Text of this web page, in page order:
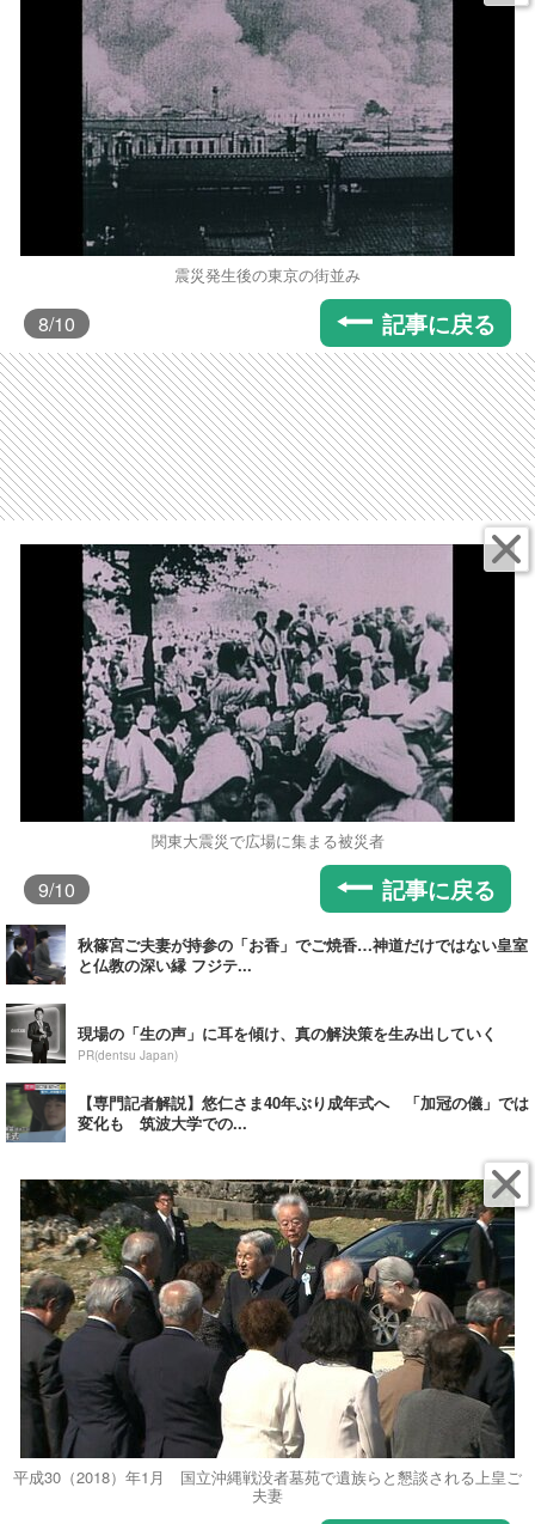
震災発生後の東京の街並み
8/10 記事に戻る
関東大震災で広場に集まる被災者
9/10 記事に戻る
秋篠宮ご夫妻が持参の「お香」でご焼香…神道だけではない皇室
と仏教の深い縁 フジテ...
現場の「生の声」に耳を傾け、真の解決策を生み出していく
PR(dentsu Japan)
【専門記者解説】悠仁さま40年ぶり成年式へ 「加冠の儀」では
変化も 筑波大学での...
平成30（2018）年1月 国立沖縄戦没者墓苑で遺族らと懇談される上皇ご
夫妻